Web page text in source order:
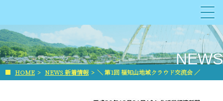
NEWS
■ HOME > NEWS 新着情報 > ＼ 第1回 福知山地域クラウド交流会 ／